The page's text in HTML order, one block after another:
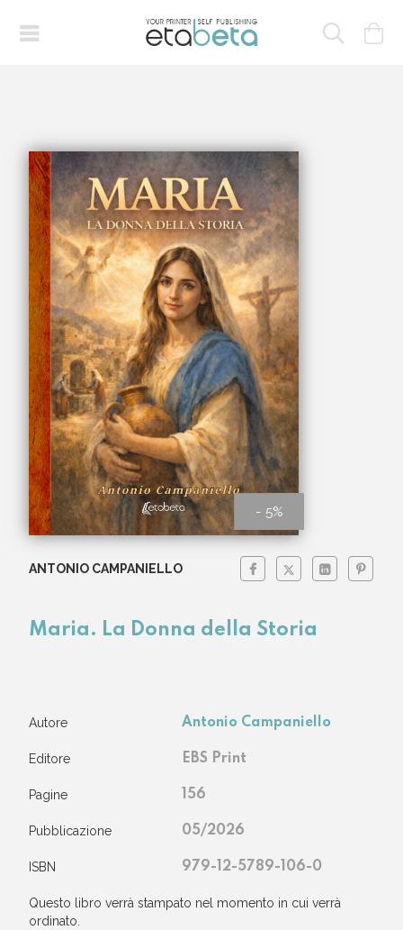
- 5%
ANTONIO CAMPANIELLO
Maria. La Donna della Storia
Autore Antonio Campaniello
Editore EBS Print
Pagine 156
Pubblicazione 05/2026
ISBN 979-12-5789-106-0
questo libro verrà stampato nel momento in cui verrà
ordinato.